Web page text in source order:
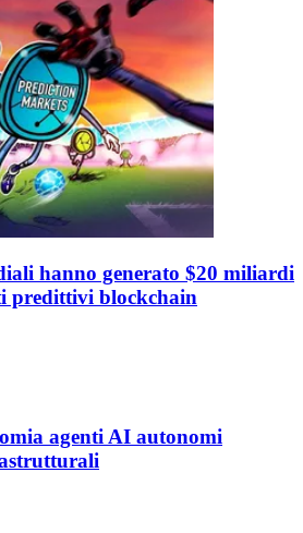
hanno generato $20 miliardi
predittivi blockchain
agenti AI autonomi